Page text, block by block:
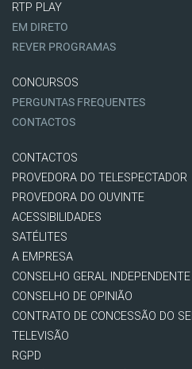
RTP PLAY
EM DIRETO
REVER PROGRAMAS
CONCURSOS
PERGUNTAS FREQUENTES
CONTACTOS
CONTACTOS
PROVEDORA DO TELESPECTADOR
PROVEDORA DO OUVINTE
ACESSIBILIDADES
SATÉLITES
A EMPRESA
CONSELHO GERAL INDEPENDENTE
CONSELHO DE OPINIÃO
CONTRATO DE CONCESSÃO DO
TELEVISÃO
RGPD